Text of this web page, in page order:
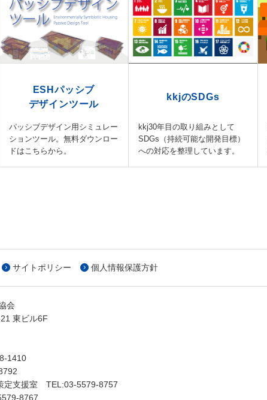
ESHパッシブ
デザインツール
パッシブデザイン用シミュレー
ションツール。無料ダウンロー
ドはこちらから。
kkjのSDGs
kkj30年目の取り組みとして
SDGs（持続可能な開発目標）
への対応を整理しています。
サイトポリシー 個人情報保護方針
会
東ビル6F
1410
定支援室 TEL:03-5579-8757
8767